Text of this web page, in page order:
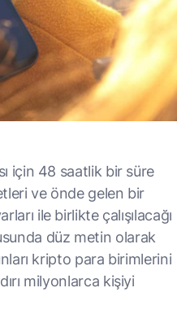
için 48 saatlik bir süre
ve önde gelen bir
ile birlikte çalışılacağı
düz metin olarak
kripto para birimlerini
milyonlarca kişiyi